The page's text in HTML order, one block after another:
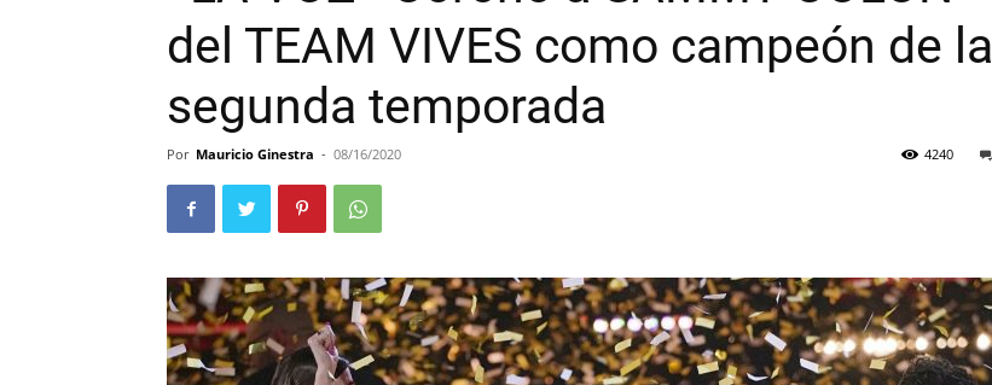
del TEAM VIVES como campeón de la
segunda temporada
Por Mauricio Ginestra - 08/16/2020 4240